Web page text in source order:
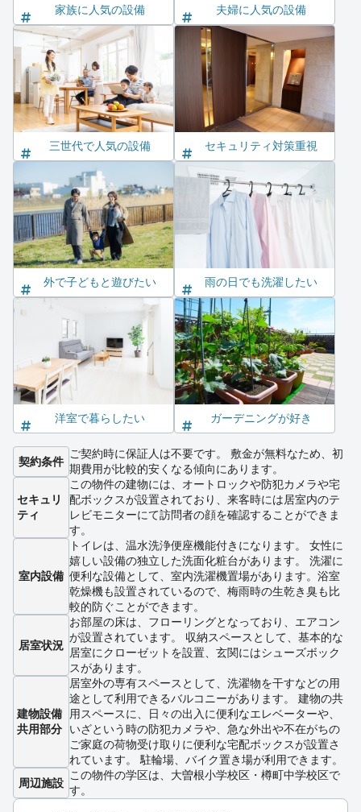
家族に人気の設備 夫婦に人気の設備
三世代で人気の設備 セキュリティ対策重視
外で子どもと遊びたい 雨の日でも洗濯したい
洋室で暮らしたい ガーデニングが好き
契約条件
ご契約時に保証人は不要です。 敷金が無料なため、初
期費用が比較的安くなる傾向にあります。
セキュリ
ティ
この物件の建物には、オートロックや防犯カメラや宅
配ボックスが設置されており、来客時には居室内のテ
レビモニターにて訪問者の顔を確認することができま
す。
室内設備
トイレは、温水洗浄便座機能付きになります。 女性に
嬉しい設備の独立した洗面化粧台があります。 洗濯に
便利な設備として、室内洗濯機置場があります。浴室
乾燥機も設置されているので、梅雨時の生乾き臭も比
較的防ぐことができます。
居室状況
お部屋の床は、フローリングとなっており、エアコン
が設置されています。 収納スペースとして、基本的な
居室にクローゼットを設置、玄関にはシューズボック
スがあります。
建物設備
共用部分
居室外の専有スペースとして、洗濯物を干すなどの用
途として利用できるバルコニーがあります。 建物の共
用スペースに、日々の出入に便利なエレベーターや、
いざという時の防犯カメラや、急な外出や不在がちの
ご家庭の荷物受け取りに便利な宅配ボックスが設置さ
れています。 駐輪場、バイク置き場が利用できます。
周辺施設
この物件の学区は、大曽根小学校区・樽町中学校区で
す。